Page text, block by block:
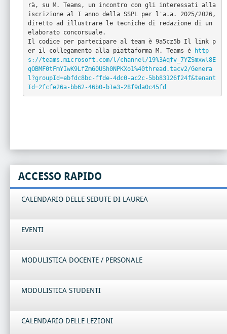
rà, su M. Teams, un incontro con gli interessati alla
iscrizione al I anno della SSPL per l'a.a. 2025/2026,
diretto ad illustrare le tecniche di redazione di un
elaborato concorsuale.
Il codice per partecipare al team è 9a5cz5b Il link p
er il collegamento alla piattaforma M. Teams è
http
s://teams.microsoft.com/l/channel/19%3Aqfv_7YZSmxwl8E
qOBMF0tFmYIwK9LfZm60USh0NPKXo1%40thread.tacv2/Genera
l?groupId=ebfdc8bc-ffde-4dc0-ac2c-5bb83126f24f&tenant
Id=2fcfe26a-bb62-46b0-b1e3-28f9da0c45fd
ACCESSO RAPIDO
CALENDARIO DELLE SEDUTE DI LAUREA
EVENTI
MODULISTICA DOCENTE / PERSONALE
MODULISTICA STUDENTI
CALENDARIO DELLE LEZIONI